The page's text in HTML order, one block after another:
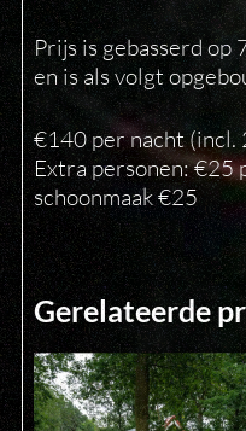
Prijs is gebasserd op
en is als volgt
€140 per nacht (incl.
Extra personen: €25
schoonmaak €25
Gerelateerde